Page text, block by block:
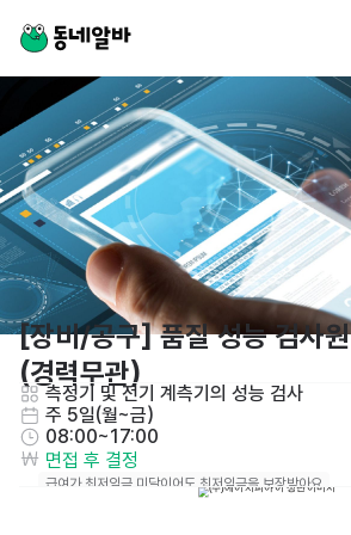
[장비/공구] 품질 성능 검사
(경력무관)
측정기 및 전기 계측기의 성능 검사
주 5일(월~금)
08:00~17:00
면접 후 결정
급여가 최저임금 미달이어도 최저임금을 보장받아요